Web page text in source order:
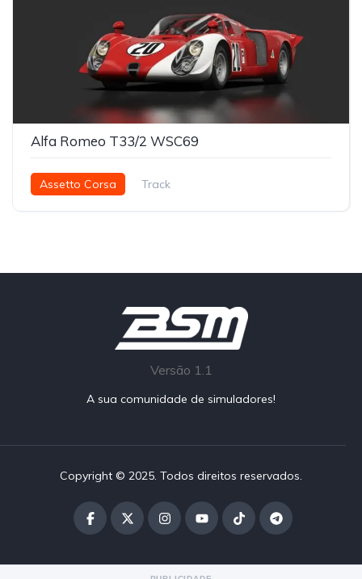
Alfa Romeo T33/2 WSC69
Assetto Corsa Track
Versão 1.1
A sua comunidade de simuladores!
Copyright © 2025. Todos direitos reservados.